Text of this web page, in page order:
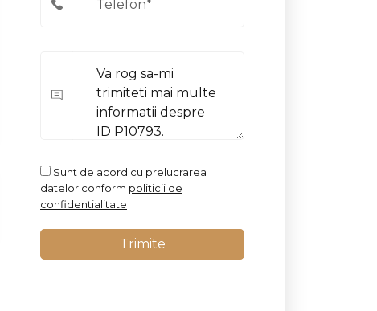
Sunt de acord cu prelucrarea
datelor conform politicii de
confidentialitate